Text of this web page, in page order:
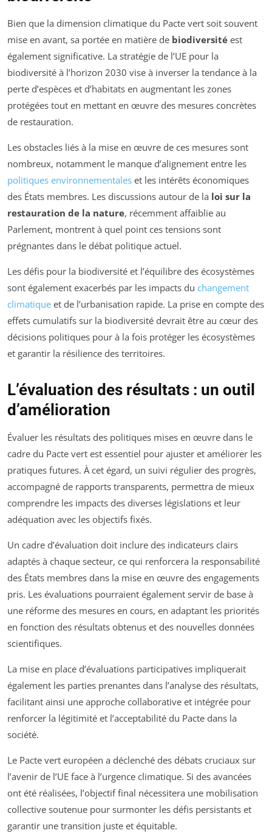
Bien que la dimension climatique du Pacte vert soit souvent
mise en avant, sa portée en matière de biodiversité est
également significative. La stratégie de l’UE pour la
biodiversité à l’horizon 2030 vise à inverser la tendance à la
perte d’espèces et d’habitats en augmentant les zones
protégées tout en mettant en œuvre des mesures concrètes
de restauration.
Les obstacles liés à la mise en œuvre de ces mesures sont
nombreux, notamment le manque d’alignement entre les
politiques environnementales et les intérêts économiques
des États membres. Les discussions autour de la loi sur la
restauration de la nature, récemment affaiblie au
Parlement, montrent à quel point ces tensions sont
prégnantes dans le débat politique actuel.
Les défis pour la biodiversité et l’équilibre des écosystèmes
sont également exacerbés par les impacts du changement
climatique et de l’urbanisation rapide. La prise en compte des
effets cumulatifs sur la biodiversité devrait être au cœur des
décisions politiques pour à la fois protéger les écosystèmes
et garantir la résilience des territoires.
L’évaluation des résultats : un outil
d’amélioration
Évaluer les résultats des politiques mises en œuvre dans le
cadre du Pacte vert est essentiel pour ajuster et améliorer les
pratiques futures. À cet égard, un suivi régulier des progrès,
accompagné de rapports transparents, permettra de mieux
comprendre les impacts des diverses législations et leur
adéquation avec les objectifs fixés.
Un cadre d’évaluation doit inclure des indicateurs clairs
adaptés à chaque secteur, ce qui renforcera la responsabilité
des États membres dans la mise en œuvre des engagements
pris. Les évaluations pourraient également servir de base à
une réforme des mesures en cours, en adaptant les priorités
en fonction des résultats obtenus et des nouvelles données
scientifiques.
La mise en place d’évaluations participatives impliquerait
également les parties prenantes dans l’analyse des résultats,
facilitant ainsi une approche collaborative et intégrée pour
renforcer la légitimité et l’acceptabilité du Pacte dans la
société.
Le Pacte vert européen a déclenché des débats cruciaux sur
l’avenir de l’UE face à l’urgence climatique. Si des avancées
ont été réalisées, l’objectif final nécessitera une mobilisation
collective soutenue pour surmonter les défis persistants et
garantir une transition juste et équitable.